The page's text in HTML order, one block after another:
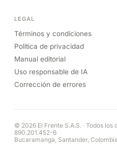
LEGAL
Términos y condiciones
Política de privacidad
Manual editorial
Uso responsable de IA
Corrección de errores
© 2026 El Frente S.A.S. · Todos los
890.201.452-6
Bucaramanga, Santander, Colombia